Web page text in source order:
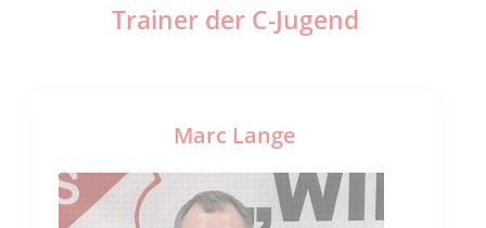
Trainer der C-Jugend
Marc Lange